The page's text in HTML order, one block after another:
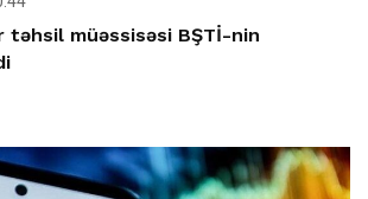
təhsil müəssisəsi BŞTİ-nin